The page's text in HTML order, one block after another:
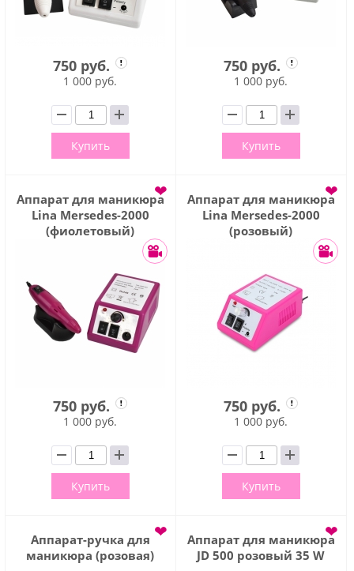
750 руб.
1 000 руб.
Купить
750 руб.
1 000 руб.
Купить
Аппарат для маникюра
Lina Mersedes-2000
(фиолетовый)
❤
750 руб.
1 000 руб.
Купить
Аппарат для маникюра
Lina Mersedes-2000
(розовый)
❤
750 руб.
1 000 руб.
Купить
Аппарат-ручка для
маникюра (розовая)
❤
Аппарат для маникюра
JD 500 розовый 35 W
❤